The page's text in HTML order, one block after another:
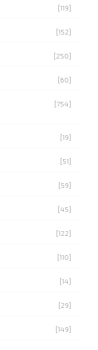
[119]
[152]
[250]
[60]
[754]
[19]
[51]
[59]
[45]
[122]
[110]
[14]
[29]
[149]